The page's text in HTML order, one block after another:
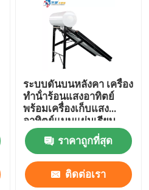
ระบบดันบนหลังคา เครื่อง
ทําน้ําร้อนแสงอาทิตย์
พร้อมเครื่องเก็บแสง
อาทิตย์แบบแผ่นเรียบ
ราคาถูกที่สุด
ติดต่อเรา